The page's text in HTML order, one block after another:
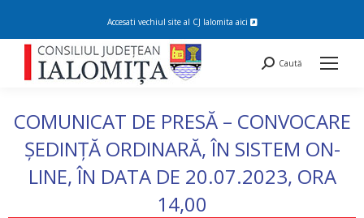
Accesati vechiul site al CJ Ialomita aici
Search:
Caută
COMUNICAT DE PRESĂ – CONVOCARE
ȘEDINȚĂ ORDINARĂ, ÎN SISTEM ON-
LINE, ÎN DATA DE 20.07.2023, ORA
14,00